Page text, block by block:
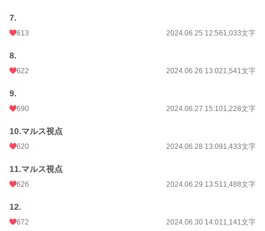
7.
613 2024.06.25 12:561,033文字
8.
622 2024.06.26 13:021,541文字
9.
690 2024.06.27 15:101,228文字
10.マルス視点
620 2024.06.28 13:091,433文字
11.マルス視点
626 2024.06.29 13:511,488文字
12.
672 2024.06.30 14:011,141文字